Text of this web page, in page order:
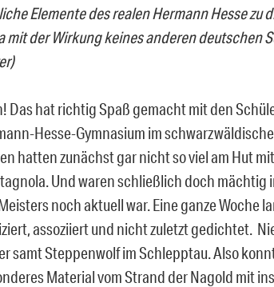
Elemente des realen Hermann Hesse
mit der Wirkung keines anderen deutschen
Das hat richtig Spaß gemacht mit den
Hesse-Gymnasium im
hatten zunächst gar nicht so viel am Hut
Und waren schließlich doch mächtig
noch aktuell war.Eine ganze Woche
assoziiert und nicht zuletzt gedichtet.
samt Steppenwolf im Schlepptau. Also
Material vom Strand der Nagold mit